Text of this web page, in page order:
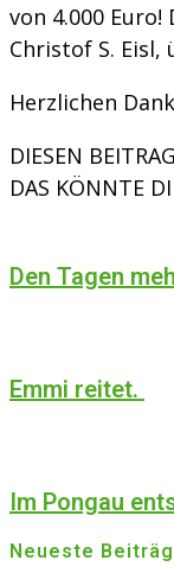
von 4.000
Christof S. Eisl,
Herzlichen
DIESEN
DAS KÖNNTE
Den Tagen
Emmi reitet.
Im Pongau
Neueste